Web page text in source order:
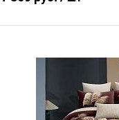
Купить в 1 клик
В избранное